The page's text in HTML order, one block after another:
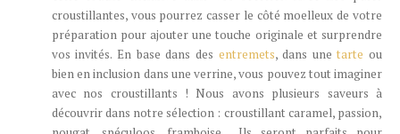
croustillantes, vous pourrez casser le côté moelleux de votre
préparation pour ajouter une touche originale et surprendre
vos invités. En base dans des entremets, dans unetarteou
bien en inclusion dans une verrine, vous pouvez tout imaginer
avec nos croustillants ! Nous avons plusieurs saveurs à
découvrir dans notre sélection : croustillant caramel, passion,